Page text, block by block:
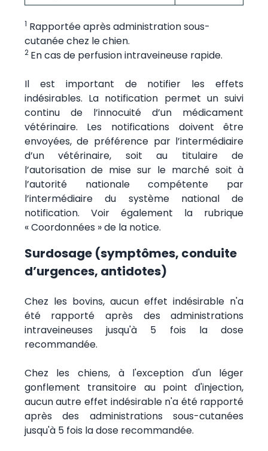
1 Rapportée après administration sous-
cutanée chez le chien.
2 En cas de perfusion intraveineuse rapide.
Il est important de notifier les effets
indésirables. La notification permet un suivi
continu de l’innocuité d’un médicament
vétérinaire. Les notifications doivent être
envoyées, de préférence par l’intermédiaire
d’un vétérinaire, soit au titulaire de
l’autorisation de mise sur le marché soit à
l’autorité nationale compétente par
l’intermédiaire du système national de
notification. Voir également la rubrique
« Coordonnées » de la notice.
Surdosage (symptômes, conduite
d’urgences, antidotes)
Chez les bovins, aucun effet indésirable n'a
été rapporté après des administrations
intraveineuses jusqu'à 5 fois la dose
recommandée.
Chez les chiens, à l'exception d'un léger
gonflement transitoire au point d'injection,
aucun autre effet indésirable n'a été rapporté
après des administrations sous-cutanées
jusqu'à 5 fois la dose recommandée.